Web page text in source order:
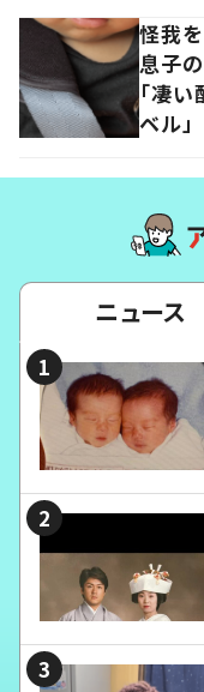
怪我
息子
「凄い
ベル」
ニュース